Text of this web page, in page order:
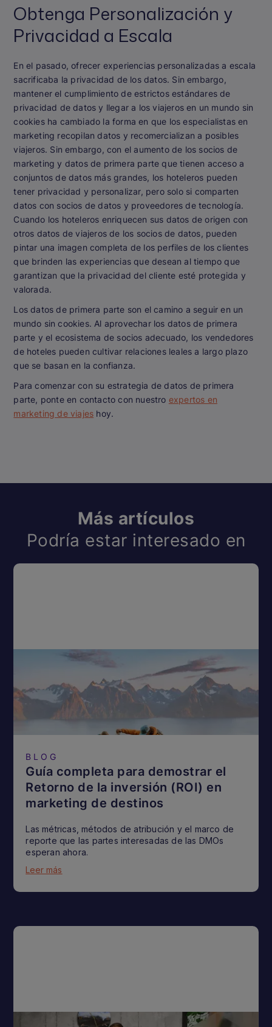
Obtenga Personalización y
Privacidad a Escala
En el pasado, ofrecer experiencias personalizadas a escala
sacrificaba la privacidad de los datos. Sin embargo,
mantener el cumplimiento de estrictos estándares de
privacidad de datos y llegar a los viajeros en un mundo sin
cookies ha cambiado la forma en que los especialistas en
marketing recopilan datos y recomercializan a posibles
viajeros. Sin embargo, con el aumento de los socios de
marketing y datos de primera parte que tienen acceso a
conjuntos de datos más grandes, los hoteleros pueden
tener privacidad y personalizar, pero solo si comparten
datos con socios de datos y proveedores de tecnología.
Cuando los hoteleros enriquecen sus datos de origen con
otros datos de viajeros de los socios de datos, pueden
pintar una imagen completa de los perfiles de los clientes
que brinden las experiencias que desean al tiempo que
garantizan que la privacidad del cliente esté protegida y
valorada.
Los datos de primera parte son el camino a seguir en un
mundo sin cookies. Al aprovechar los datos de primera
parte y el ecosistema de socios adecuado, los vendedores
de hoteles pueden cultivar relaciones leales a largo plazo
que se basan en la confianza.
Para comenzar con su estrategia de datos de primera
parte, ponte en contacto con nuestro expertos en
marketing de viajes hoy.
Más artículos
Podría estar interesado en
BLOG
Guía completa para demostrar el
Retorno de la inversión (ROI) en
marketing de destinos
Las métricas, métodos de atribución y el marco de
reporte que las partes interesadas de las DMOs
esperan ahora.
Leer más